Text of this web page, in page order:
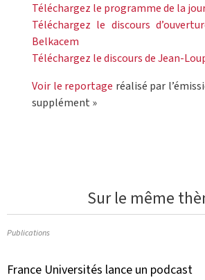
Téléchargez le programme de la
Téléchargez le discours
Belkacem
Téléchargez le discours de Jean-
Voir le reportage réalisé par
supplément »
Sur le même
Publications
France Universités lance un podcast